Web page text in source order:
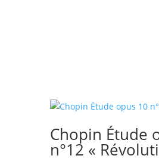
Chopin Étude
n°12 «